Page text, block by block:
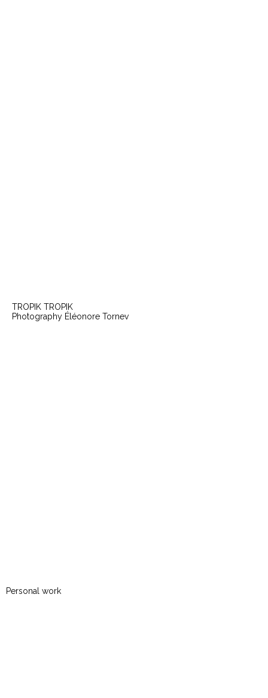
TROPIK TROPIK
Photography Éléonore Tornev
Personal work